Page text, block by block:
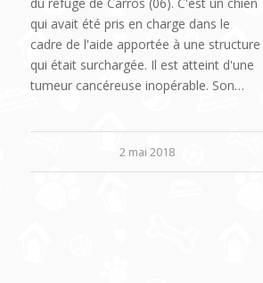
qui avait été pris en charge dans le
cadre de l'aide apportée à une structure
qui était surchargée. Il est atteint d'une
tumeur cancéreuse inopérable. Son…
2 mai 2018